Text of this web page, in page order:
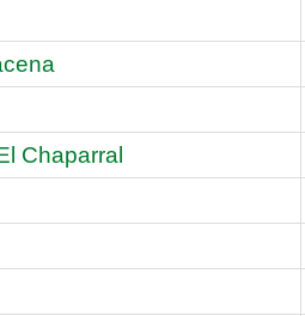
Chaparral